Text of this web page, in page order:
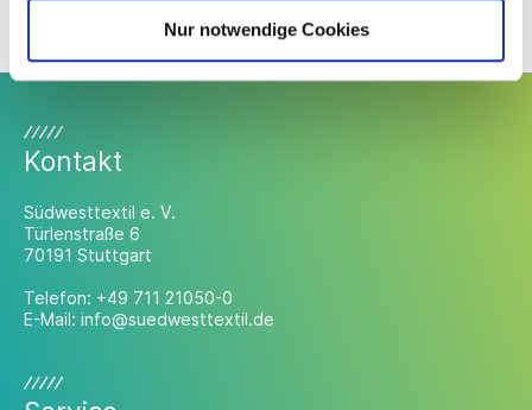
Nur notwendige Cookies
Kontakt
Südwesttextil e. V.
Türlenstraße 6
70191 Stuttgart
Telefon: +49 711 21050-0
E-Mail: info@suedwesttextil.de